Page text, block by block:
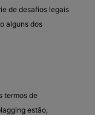
de desafios legais
alguns dos
termos de
estão,